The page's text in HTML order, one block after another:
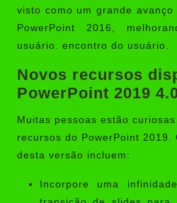
visto como um grande
PowerPoint 2016,
usuário. encontro do usuário.
Novos recursos
PowerPoint 2019
Muitas pessoas estão
recursos do PowerPoint 2019.
desta versão incluem:
Incorpore uma